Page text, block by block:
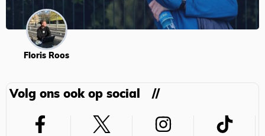
Floris Roos
Volg ons ook op social